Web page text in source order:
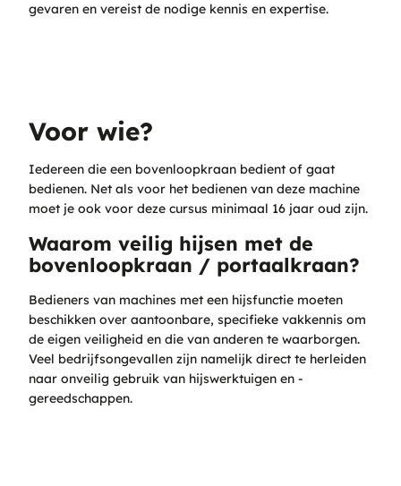
gevaren en vereist de nodige kennis en expertise.
Voor wie?
Iedereen die een bovenloopkraan bedient of gaat
bedienen. Net als voor het bedienen van deze machine
moet je ook voor deze cursus minimaal 16 jaar oud zijn.
Waarom veilig hijsen met de
bovenloopkraan / portaalkraan?
Bedieners van machines met een hijsfunctie moeten
beschikken over aantoonbare, specifieke vakkennis om
de eigen veiligheid en die van anderen te waarborgen.
Veel bedrijfsongevallen zijn namelijk direct te herleiden
naar onveilig gebruik van hijswerktuigen en -
gereedschappen.